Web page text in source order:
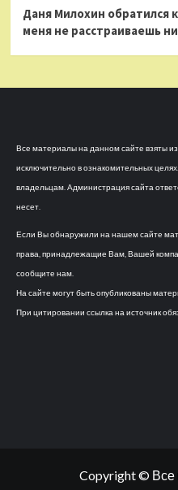
Даня Милохин обратился
меня не расстраиваешь
Все материалы на данном сайте взяты
исключительно в ознакомительных
владельцам. Администрация сайта
несет.
Если Вы обнаружили на нашем сайте
права, принадлежащие Вам, Вашей
сообщите нам.
На сайте могут быть опубликованы
При цитировании ссылка на источник
Copyright ©